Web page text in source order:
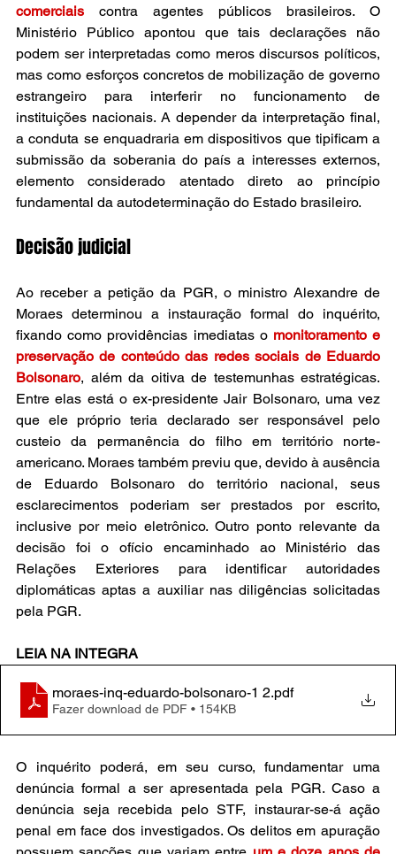
comerciais contra agentes públicos brasileiros. O
Ministério Público apontou que tais declarações não
podem ser interpretadas como meros discursos políticos,
mas como esforços concretos de mobilização de governo
estrangeiro para interferir no funcionamento de
instituições nacionais. A depender da interpretação final,
a conduta se enquadraria em dispositivos que tipificam a
submissão da soberania do país a interesses externos,
elemento considerado atentado direto ao princípio
fundamental da autodeterminação do Estado brasileiro.
Decisão judicial
Ao receber a petição da PGR, o ministro Alexandre de
Moraes determinou a instauração formal do inquérito,
fixando como providências imediatas o monitoramento e
preservação de conteúdo das redes sociais de Eduardo
Bolsonaro, além da oitiva de testemunhas estratégicas.
Entre elas está o ex-presidente Jair Bolsonaro, uma vez
que ele próprio teria declarado ser responsável pelo
custeio da permanência do filho em território norte-
americano. Moraes também previu que, devido à ausência
de Eduardo Bolsonaro do território nacional, seus
esclarecimentos poderiam ser prestados por escrito,
inclusive por meio eletrônico. Outro ponto relevante da
decisão foi o ofício encaminhado ao Ministério das
Relações Exteriores para identificar autoridades
diplomáticas aptas a auxiliar nas diligências solicitadas
pela PGR.
LEIA NA INTEGRA
moraes-inq-eduardo-bolsonaro-1 2.pdf
Fazer download de PDF • 154KB
O inquérito poderá, em seu curso, fundamentar uma
denúncia formal a ser apresentada pela PGR. Caso a
denúncia seja recebida pelo STF, instaurar-se-á ação
penal em face dos investigados. Os delitos em apuração